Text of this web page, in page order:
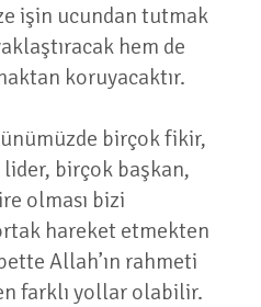
işin ucundan tutmak
hem de
koruyacaktır.
birçok fikir,
birçok başkan,
olması bizi
hareket etmekten
Allah’ın rahmeti
farklı yollar olabilir.